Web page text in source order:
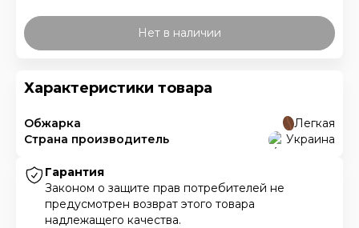
Нет в наличии
Характеристики товара
Обжарка
Легкая
Страна производитель
Украина
Гарантия
Законом о защите прав потребителей не
предусмотрен возврат этого товара
надлежащего качества.